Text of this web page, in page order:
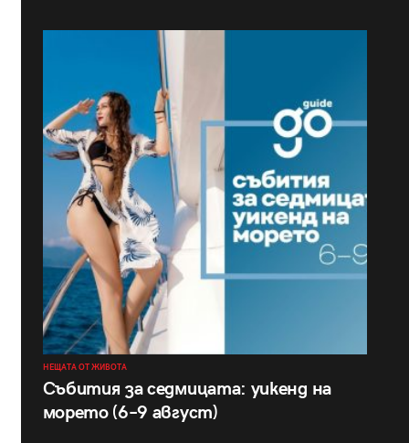
НЕЩАТА ОТ ЖИВОТА
Събития за седмицата: уикенд на
морето (6–9 август)